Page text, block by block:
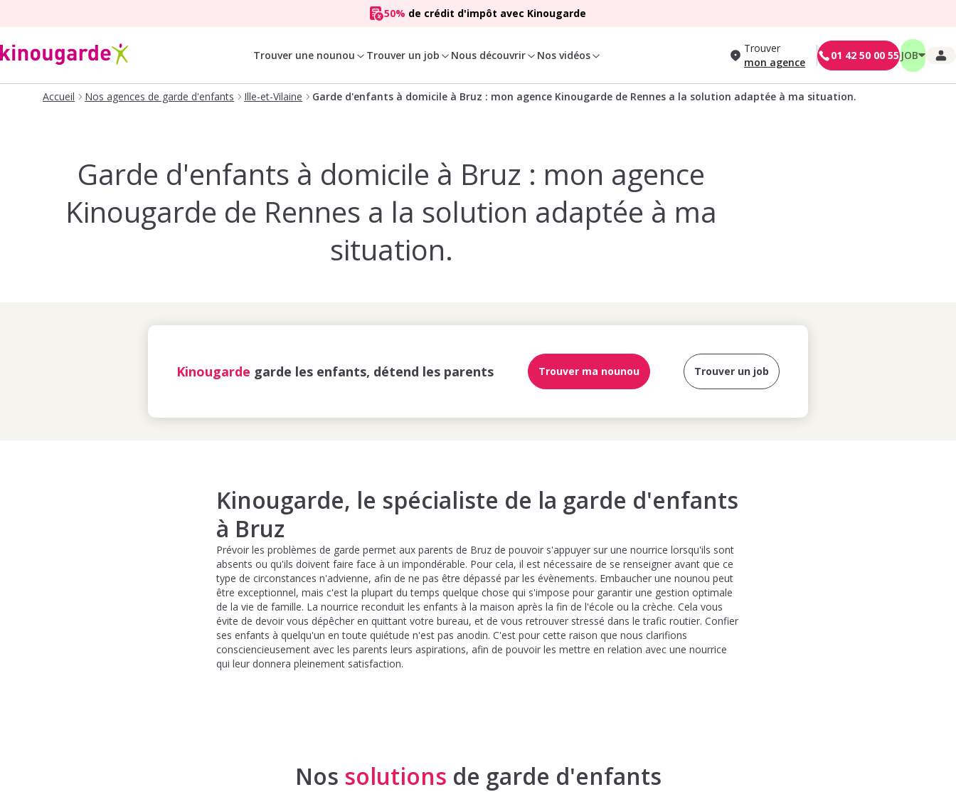
50% de crédit d'impôt avec Kinougarde
Trouver une nounou Trouver un job Nous découvrir Nos vidéos
Trouver
mon agence
01 42 50 00 55 JOB
Accueil Nos agences de garde d'enfants Ille-et-Vilaine Garde d'enfants à domicile à Bruz : mon agence Kinougarde de Rennes a la solution adaptée à ma situation.
Garde d'enfants à domicile à Bruz : mon agence
Kinougarde de Rennes a la solution adaptée à ma
situation.
Kinougarde garde les enfants, détend les parents Trouver ma nounou Trouver un job
Kinougarde, le spécialiste de la garde d'enfants
à Bruz
Prévoir les problèmes de garde permet aux parents de Bruz de pouvoir s'appuyer sur une nourrice lorsqu'ils sont
absents ou qu'ils doivent faire face à un impondérable. Pour cela, il est nécessaire de se renseigner avant que ce
type de circonstances n'advienne, afin de ne pas être dépassé par les évènements. Embaucher une nounou peut
être exceptionnel, mais c'est la plupart du temps quelque chose qui s'impose pour garantir une gestion optimale
de la vie de famille. La nourrice reconduit les enfants à la maison après la fin de l'école ou la crèche. Cela vous
évite de devoir vous dépêcher en quittant votre bureau, et de vous retrouver stressé dans le trafic routier. Confier
ses enfants à quelqu'un en toute quiétude n'est pas anodin. C'est pour cette raison que nous clarifions
consciencieusement avec les parents leurs aspirations, afin de pouvoir les mettre en relation avec une nourrice
qui leur donnera pleinement satisfaction.
Nos solutions de garde d'enfants